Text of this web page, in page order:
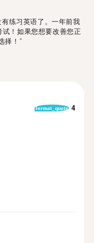
练习英语了。一年前我
！如果您想要改善您正
择！"
format_quote 4